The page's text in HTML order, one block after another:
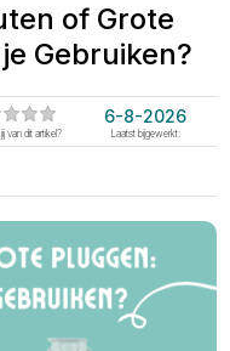
of Grote
Gebruiken?
van dit artikel?
6-8-2026
Laatst bijgewerkt: